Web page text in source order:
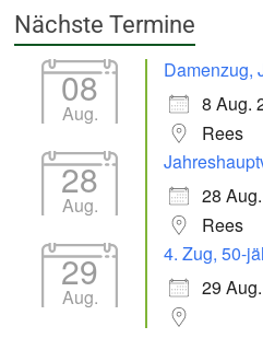
Nächste Termine
08
Aug.
Damenzug,
8 Aug.
Rees
28
Aug.
28
Rees
29
Aug.
4. Zug, 50-
29